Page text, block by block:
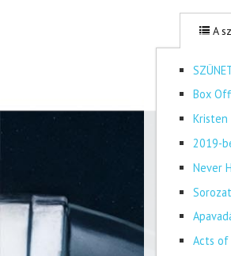
A
Box
2019-
Never
Acts of